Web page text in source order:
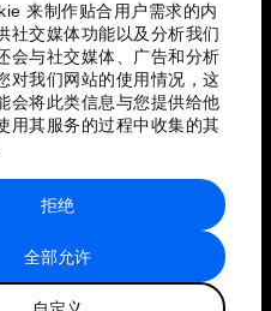
来制作贴合用户需求的内
社交媒体功能以及分析我们
会与社交媒体、广告和分析
对我们网站的使用情况，这
会将此类信息与您提供给他
用其服务的过程中收集的其
全部允许
拒绝
地图